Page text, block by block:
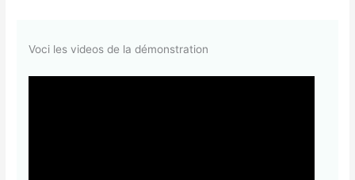
Voci les videos de la démonstration